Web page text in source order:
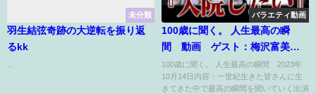
未分類
羽生結弦奇跡の大逆転を振り返
るkk
バラエティ動画
100歳に聞く。 人生最高の瞬
間 動画 ゲスト：梅沢富美
男、ヒコロヒー 10月14日
100歳に聞く。 人生最高の瞬間 2023年
10月14日内容：一世紀生きた皆さんに生
きてきた中で最高の瞬間を聞いていく出演